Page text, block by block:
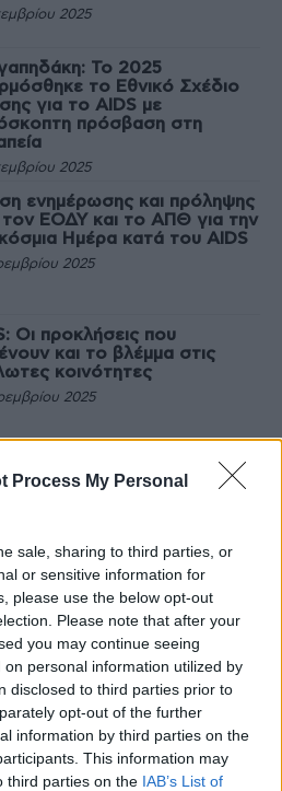
Process My Personal
sale, sharing to third parties, or
or sensitive information for
please use the below opt-out
Please note that after your
you may continue seeing
personal information utilized by
disclosed to third parties prior to
opt-out of the further
information by third parties on the
This information may
third parties on the IAB’s List of
2025
Το 2025
το Εθνικό Σχέδιο
για το AIDS με
πρόσβαση στη
2025
ενημέρωσης και πρόληψης
ΕΟΔΥ και το ΑΠΘ για την
Ημέρα κατά του AIDS
2025
Οι προκλήσεις που
και το βλέμμα στις
κοινότητες
2025
HIV/AIDS αλλά υψηλό
2025
Η τεχνολογία mRNA ανοίγει
για θεραπεία
2025
Δέδες νέος
του European AIDS
Group